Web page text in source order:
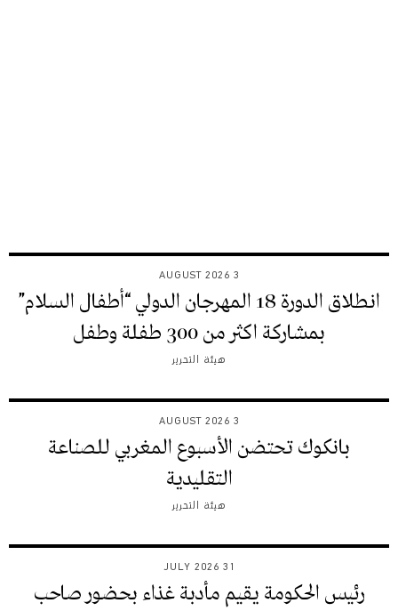
3 AUGUST 2026
انطلاق الدورة 18 المهرجان الدولي “أطفال السلام”
بمشاركة اكثر من 300 طفلة وطفل
هيئة التحرير
3 AUGUST 2026
بانكوك تحتضن الأسبوع المغربي للصناعة
التقليدية
هيئة التحرير
31 JULY 2026
رئيس الحكومة يقيم مأدبة غذاء بحضور صاحب